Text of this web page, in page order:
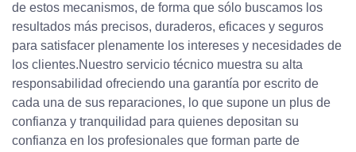
de estos mecanismos, de forma que sólo buscamos los
resultados más precisos, duraderos, eficaces y seguros
para satisfacer plenamente los intereses y necesidades de
los clientes.Nuestro servicio técnico muestra su alta
responsabilidad ofreciendo una garantía por escrito de
cada una de sus reparaciones, lo que supone un plus de
confianza y tranquilidad para quienes depositan su
confianza en los profesionales que forman parte de